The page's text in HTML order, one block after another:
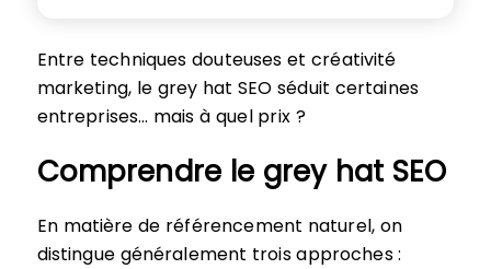
Entre techniques douteuses et créativité
marketing, le grey hat SEO séduit certaines
entreprises… mais à quel prix ?
Comprendre le grey hat SEO
En matière de référencement naturel, on
distingue généralement trois approches :